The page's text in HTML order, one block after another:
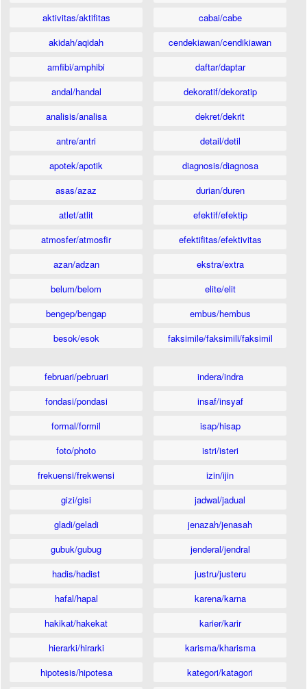
aktivitas/aktifitas
akidah/aqidah
amfibi/amphibi
andal/handal
analisis/analisa
antre/antri
apotek/apotik
asas/azaz
atlet/atlit
atmosfer/atmosfir
azan/adzan
belum/belom
bengep/bengap
besok/esok
cabai/cabe
cendekiawan/cendikiawan
daftar/daptar
dekoratif/dekoratip
dekret/dekrit
detail/detil
diagnosis/diagnosa
durian/duren
efektif/efektip
efektifitas/efektivitas
ekstra/extra
elite/elit
embus/hembus
faksimile/faksimili/faksimil
februari/pebruari
fondasi/pondasi
formal/formil
foto/photo
frekuensi/frekwensi
gizi/gisi
gladi/geladi
gubuk/gubug
hadis/hadist
hafal/hapal
hakikat/hakekat
hierarki/hirarki
hipotesis/hipotesa
indera/indra
insaf/insyaf
isap/hisap
istri/isteri
izin/ijin
jadwal/jadual
jenazah/jenasah
jenderal/jendral
justru/justeru
karena/karna
karier/karir
karisma/kharisma
kategori/katagori